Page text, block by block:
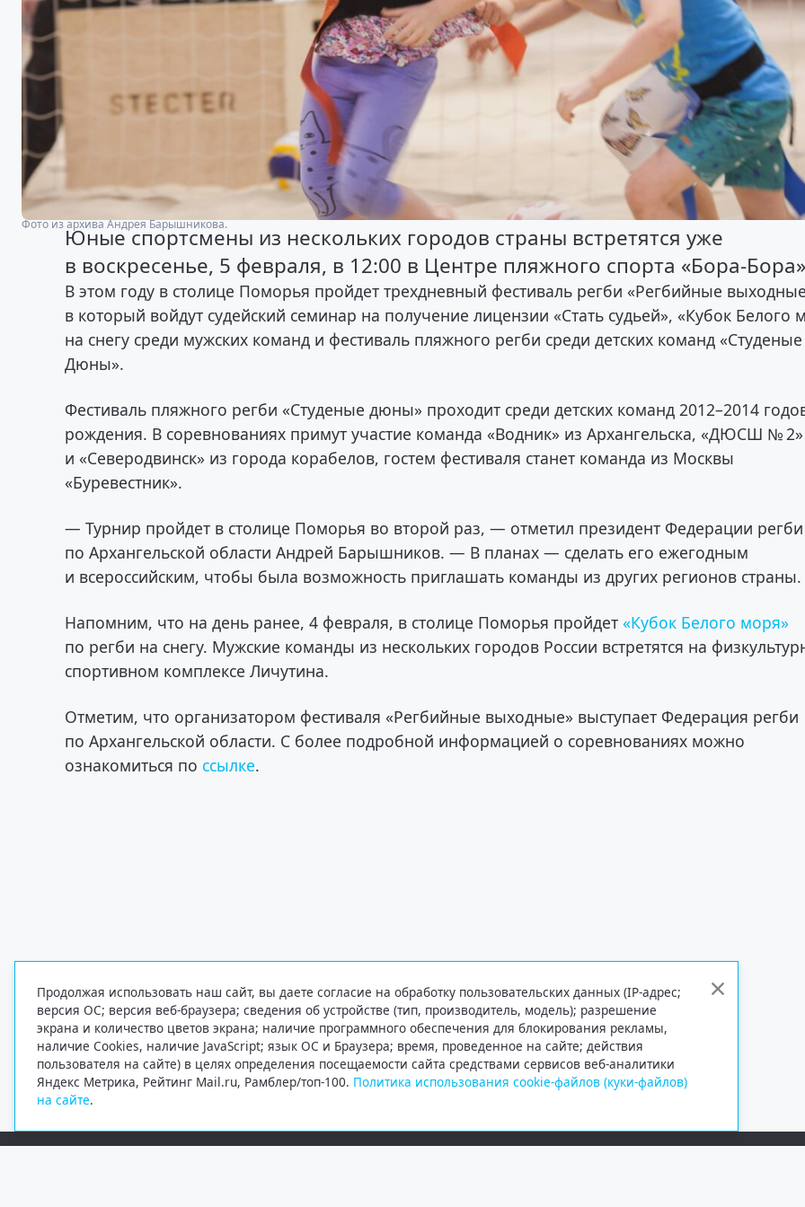
Фото из архива Андрея Барышникова.
Юные спортсмены из нескольких городов страны встретятся уже
в воскресенье, 5 февраля, в 12:00 в Центре пляжного спорта «Бора-
В этом году в столице Поморья пройдет трехдневный фестиваль регби «Регбийные
в который войдут судейский семинар на получение лицензии «Стать судьей», «Кубок Белого
на снегу среди мужских команд и фестиваль пляжного регби среди детских команд «Студеные
Дюны».
Фестиваль пляжного регби «Студеные дюны» проходит среди детских команд 2012–2014
рождения. В соревнованиях примут участие команда «Водник» из Архангельска, «ДЮСШ № 2»
и «Северодвинск» из города корабелов, гостем фестиваля станет команда из Москвы
«Буревестник».
— Турнир пройдет в столице Поморья во второй раз, — отметил президент Федерации регби
по Архангельской области Андрей Барышников. — В планах — сделать его ежегодным
и всероссийским, чтобы была возможность приглашать команды из других регионов страны.
Напомним, что на день ранее, 4 февраля, в столице Поморья пройдет«Кубок Белого моря»
по регби на снегу. Мужские команды из нескольких городов России встретятся на
спортивном комплексе Личутина.
Отметим, что организатором фестиваля «Регбийные выходные» выступает Федерация регби
по Архангельской области. С более подробной информацией о соревнованиях можно
ознакомиться по ссылке.
Продолжая использовать наш сайт, вы даете согласие на обработку пользовательских данных (IP-адрес;
версия ОС; версия веб-браузера; сведения об устройстве (тип, производитель, модель); разрешение
экрана и количество цветов экрана; наличие программного обеспечения для блокирования рекламы,
наличие Cookies, наличие JavaScript; язык ОС и Браузера; время, проведенное на сайте; действия
пользователя на сайте) в целях определения посещаемости сайта средствами сервисов веб-аналитики
Яндекс Метрика, Рейтинг Mail.ru, Рамблер/топ-100. Политика использования cookie-файлов (куки-файлов)
на сайте.